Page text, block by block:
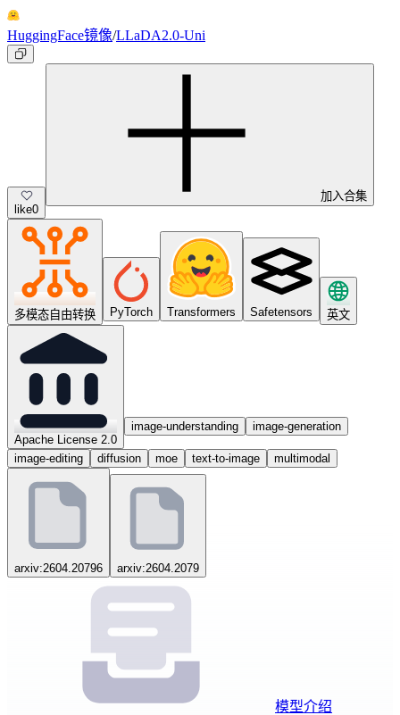
HuggingFace镜像/LLaDA2.0-Uni
like0
加入合集
多模态自由转换 PyTorch Transformers Safetensors 英文
Apache License 2.0
image-understanding image-generation
image-editing diffusion moe text-to-image multimodal
arxiv:2604.20796 arxiv:2604.2079
模型介绍